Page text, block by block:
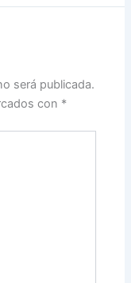
será publicada.
con *